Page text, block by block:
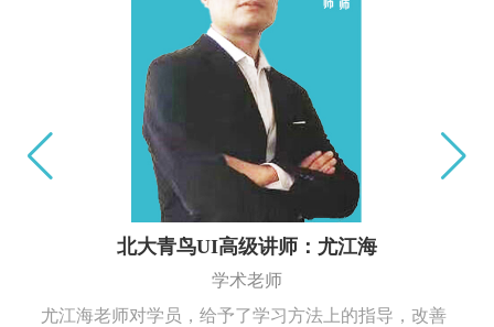
北大青鸟UI高级讲师：尤江海
学术老师
尤江海老师对学员，给予了学习方法上的指导，改善